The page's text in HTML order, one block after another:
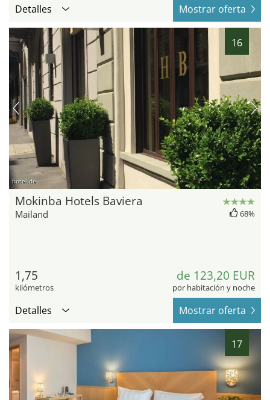
Detalles Mostrar oferta
16
hotel.de
Mokinba Hotels Baviera
Mailand 68%
1,75
kilómetros
de 123,20 EUR
por habitación y noche
Detalles Mostrar oferta
17